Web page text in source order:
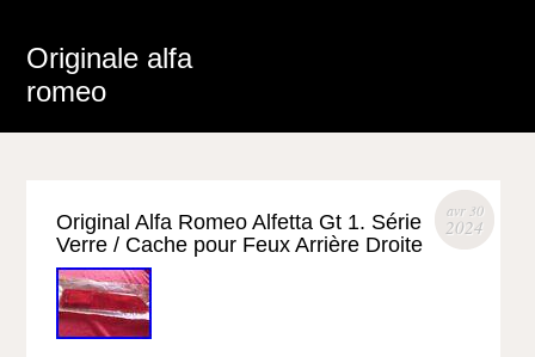
Originale alfa
romeo
avr 30
2024
Original Alfa Romeo Alfetta Gt 1. Série
Verre / Cache pour Feux Arrière Droite